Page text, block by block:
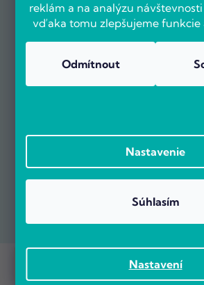
reklám a na analýzu návštevnosti
vďaka tomu zlepšujeme funkcie
Nastavení
Odmítnout
Nastavenie
Súhlasím
Prebieha Masaker cien! Navyše objednávky
POČÍTÁRNA.SK. Všetky